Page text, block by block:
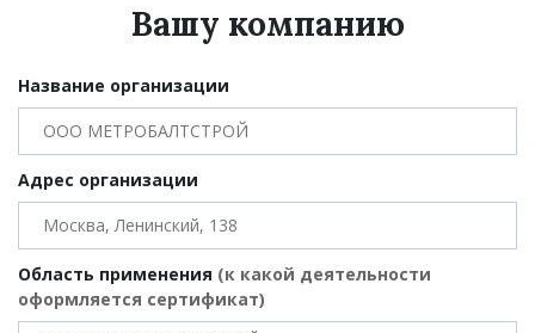
Вашу компанию
Название организации
Адрес организации
Область применения (к какой деятельности
оформляется сертификат)